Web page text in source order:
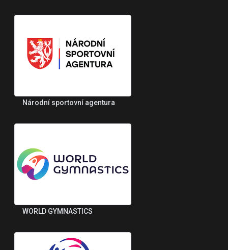
Národní sportovní agentura
WORLD GYMNASTICS